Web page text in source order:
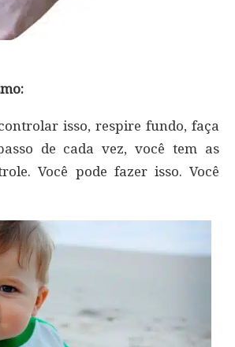
isso, respire fundo, faça
de cada vez, você tem as
Você pode fazer isso. Você